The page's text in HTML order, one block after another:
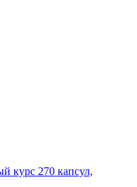
курс 270 капсул,